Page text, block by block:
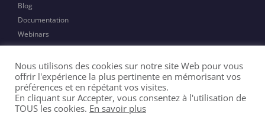
Blog
Documentation
Webinars
Actualités
Nous utilisons des cookies sur notre site Web pour vous
offrir l'expérience la plus pertinente en mémorisant vos
préférences et en répétant vos visites.
En cliquant sur Accepter, vous consentez à l'utilisation de
TOUS les cookies. En savoir plus